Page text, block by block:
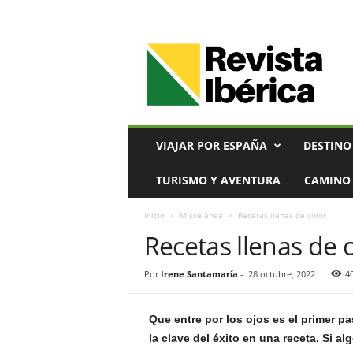
VIAJAR POR ESPAÑA
TURISMO Y AVENTURA CAMINO
Inicio Miscelánea Recetas llenas de color
Recetas llenas de
Por Irene Santamaría - 28 octubre, 2022
Que entre por los ojos es el primer
la clave del éxito en una receta. Si